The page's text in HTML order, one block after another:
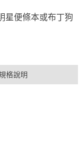
星便條本或布丁狗
格說明